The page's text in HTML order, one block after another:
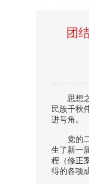
团
思想
民族千秋
进号角。
党的
生了新一
程（修正
得的各项